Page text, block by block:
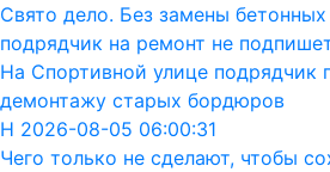
Свято дело. Без замены
подрядчик на ремонт не
На Спортивной улице подрядчик
демонтажу старых бордюров
Н 2026-08-05 06:00:31
Чего только не сделают, чтобы